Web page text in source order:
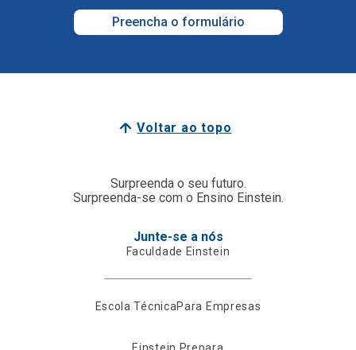
Preencha o formulário
Voltar ao topo
Surpreenda o seu futuro.
Surpreenda-se com o Ensino Einstein.
Junte-se a nós
Faculdade Einstein
Escola TécnicaPara Empresas